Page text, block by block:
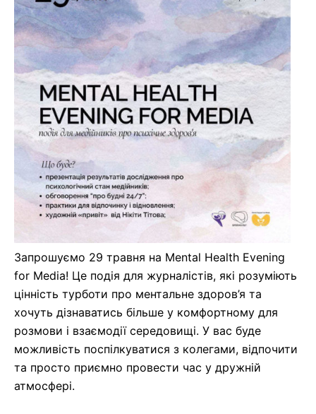
Запрошуємо 29 травня на Mental Health Evening
for Media! Це подія для журналістів, які розуміють
цінність турботи про ментальне здоров’я та
хочуть дізнаватись більше у комфортному для
розмови і взаємодії середовищі. У вас буде
можливість поспілкуватися з колегами, відпочити
та просто приємно провести час у дружній
атмосфері.